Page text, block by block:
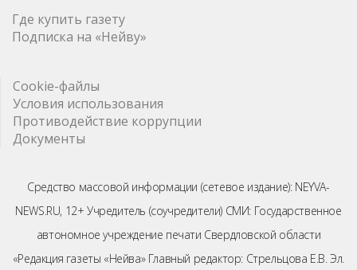
Где купить газету
Подписка на «Нейву»
Cookie-файлы
Условия использования
Противодействие коррупции
Документы
Средство массовой информации (сетевое издание): NEYVA-
NEWS.RU, 12+ Учредитель (соучредители) СМИ: Государственное
автономное учреждение печати Свердловской области
«Редакция газеты «Нейва» Главный редактор: Стрельцова Е.В. Эл.